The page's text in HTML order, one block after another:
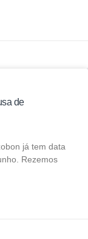
de
já tem data
Rezemos